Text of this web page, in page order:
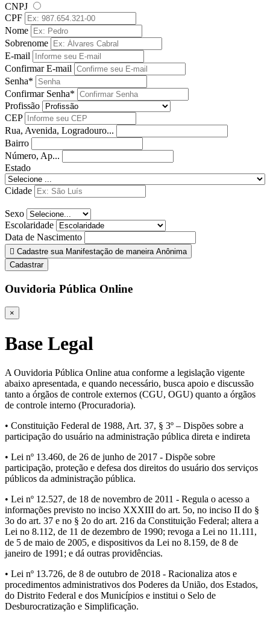
CNPJ
CPF
Nome
Sobrenome
E-mail
Confirmar E-mail
Senha*
Confirmar Senha*
Profissão
CEP
Rua, Avenida, Logradouro...
Bairro
Número, Ap...
Estado
Cidade
Sexo
Escolaridade
Data de Nascimento
Cadastre sua Manifestação de maneira Anônima
Cadastrar
Ouvidoria Pública Online
×
Base Legal
A Ouvidoria Pública Online atua conforme a legislação vigente
abaixo apresentada, e quando necessário, busca apoio e discussão
tanto a órgãos de controle externos (CGU, OGU) quanto a órgãos
de controle interno (Procuradoria).
• Constituição Federal de 1988, Art. 37, § 3º – Dispões sobre a
participação do usuário na administração pública direta e indireta
• Lei nº 13.460, de 26 de junho de 2017 - Dispõe sobre
participação, proteção e defesa dos direitos do usuário dos serviços
públicos da administração pública.
• Lei nº 12.527, de 18 de novembro de 2011 - Regula o acesso a
informações previsto no inciso XXXIII do art. 5o, no inciso II do §
3o do art. 37 e no § 2o do art. 216 da Constituição Federal; altera a
Lei no 8.112, de 11 de dezembro de 1990; revoga a Lei no 11.111,
de 5 de maio de 2005, e dispositivos da Lei no 8.159, de 8 de
janeiro de 1991; e dá outras providências.
• Lei nº 13.726, de 8 de outubro de 2018 - Racionaliza atos e
procedimentos administrativos dos Poderes da União, dos Estados,
do Distrito Federal e dos Municípios e institui o Selo de
Desburocratização e Simplificação.